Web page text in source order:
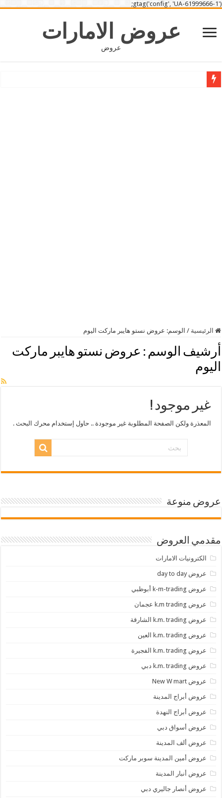
gtag('config', 'UA-61999666-1');
عروض الامارات
عروض
الرئيسية / الوسم: عروض نستو هايبر ماركت اليوم
أرشيف الوسم : عروض نستو هايبر ماركت
اليوم
غير موجود !
المعذرة ولكن الصفحة المطلوبة غير موجودة .. حاول إستخدام محرك البحث .
عروض منوعة
مقدمي العروض
الكترونيات الامارات
عروض day to day
عروض k-m-trading أبوظبي
عروض k.m trading عجمان
عروض k.m. trading الشارقة
عروض k.m. trading العين
عروض k.m. trading الفجيرة
عروض k.m. trading دبي
عروض New W mart
عروض أبراج المدينة
عروض أبراج النهدة
عروض أسواق دبي
عروض ألف المدينة
عروض أمين المدينة سوبر ماركت
عروض أنبار المدينة
عروض أنصار جاليري دبي